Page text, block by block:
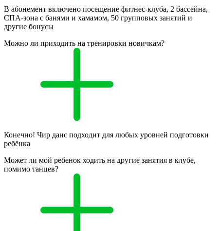
В абонемент включено посещение фитнес-клуба, 2 бассейна,
СПА-зона с банями и хамамом, 50 групповых занятий и
другие бонусы
Можно ли приходить на тренировки новичкам?
Конечно! Чир данс подходит для любых уровней подготовки
ребёнка
Может ли мой ребенок ходить на другие занятия в клубе,
помимо танцев?